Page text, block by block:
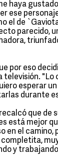
haya
ese
el de
parecido,
por eso
televisión. "Lo
esperar
durante
que de
está mejor
en el camino,
completita,
y